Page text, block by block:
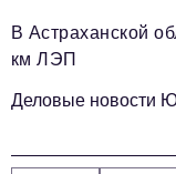
Транспорт
Ритейл
В Астраханской
км ЛЭП
Деловые новости